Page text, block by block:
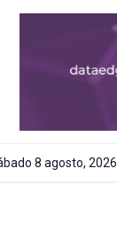
8 agosto, 2026